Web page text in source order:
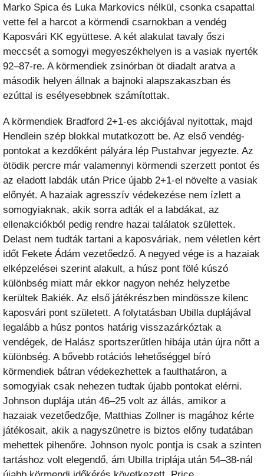
Marko Spica és Luka Markovics nélkül, csonka csapattal
vette fel a harcot a körmendi csarnokban a vendég
Kaposvári KK együttese. A két alakulat tavaly őszi
meccsét a somogyi megyeszékhelyen is a vasiak nyerték
92–87-re. A körmendiek zsinórban öt diadalt aratva a
második helyen állnak a bajnoki alapszakaszban és
ezúttal is esélyesebbnek számítottak.
A körmendiek Bradford 2+1-es akciójával nyitottak, majd
Hendlein szép blokkal mutatkozott be. Az első vendég-
pontokat a kezdőként pályára lép Pustahvar jegyezte. Az
ötödik percre már valamennyi körmendi szerzett pontot és
az eladott labdák után Price újabb 2+1-el növelte a vasiak
előnyét. A hazaiak agresszív védekezése nem ízlett a
somogyiaknak, akik sorra adták el a labdákat, az
ellenakciókból pedig rendre hazai találatok születtek.
Delast nem tudták tartani a kaposváriak, nem véletlen kért
időt Fekete Ádám vezetőedző. A negyed vége is a hazaiak
elképzelései szerint alakult, a húsz pont fölé kúszó
különbség miatt már ekkor nagyon nehéz helyzetbe
kerültek Bakiék. Az első játékrészben mindössze kilenc
kaposvári pont született. A folytatásban Ubilla duplájával
legalább a húsz pontos határig visszazárkóztak a
vendégek, de Halász sportszerűtlen hibája után újra nőtt a
különbség. A bővebb rotációs lehetőséggel bíró
körmendiek bátran védekezhettek a faulthatáron, a
somogyiak csak nehezen tudtak újabb pontokat elérni.
Johnson duplája után 46–25 volt az állás, amikor a
hazaiak vezetőedzője, Matthias Zollner is magához kérte
játékosait, akik a nagyszünetre is biztos előny tudatában
mehettek pihenőre. Johnson nyolc pontja is csak a szinten
tartáshoz volt elegendő, ám Ubilla triplája után 54–38-nál